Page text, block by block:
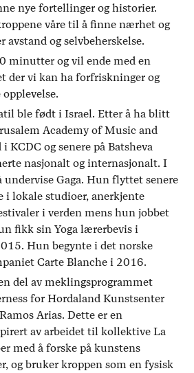
nye fortellinger og historier.
våre til å finne nærhet og
og selvbeherskelse.
minutter og vil ende med en
der vi kan ha forfriskninger og
ble født i Israel. Etter å ha blitt
Academy of Music and
KCDC og senere på Batsheva
nasjonalt og internasjonalt. I
Gaga. Hun flyttet senere
i lokale studioer, anerkjente
i verden mens hun jobbet
fikk sin Yoga lærerbevis i
Hun begynte i det norske
Carte Blanche i 2016.
del av meklingsprogrammet
for Hordaland Kunstsenter
Arias. Dette er en
av arbeidet til kollektive La
med å forske på kunstens
og bruker kroppen som en fysisk